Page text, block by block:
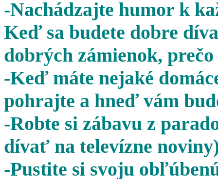
-Nachádzajte humor k
Keď sa budete dobre
dobrých zámienok,
-Keď máte nejaké
pohrajte a hneď vám
-Robte si zábavu z
dívať na televízne
-Pustite si svoju